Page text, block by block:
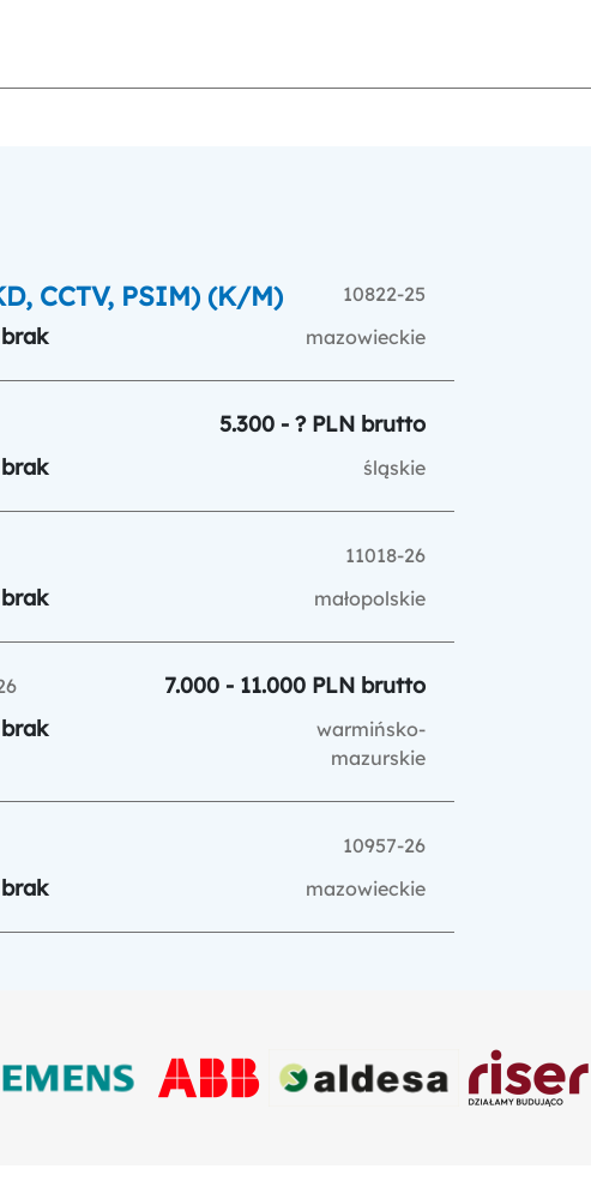
CCTV, PSIM) (K/M)
10822-25
brak mazowieckie
5.300 - ? PLN brutto
brak śląskie
11018-26
brak małopolskie
7.000 - 11.000 PLN brutto
brak
warmińsko-
mazurskie
10957-26
brak mazowieckie